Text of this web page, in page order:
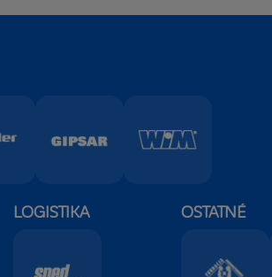
LOGISTIKA OSTATNÉ